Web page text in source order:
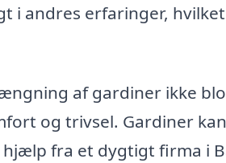
i andres erfaringer,
af gardiner ikke
og trivsel. Gardiner
fra et dygtigt firma i